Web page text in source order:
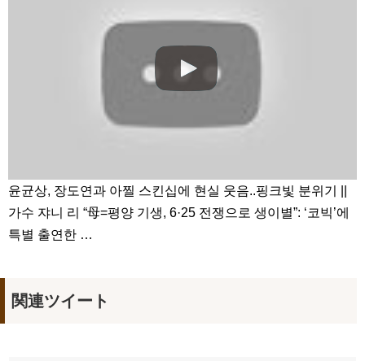
윤균상, 장도연과 아찔 스킨십에 현실 웃음..핑크빛 분위기 ||
가수 쟈니 리 “母=평양 기생, 6·25 전쟁으로 생이별”: ‘코빅’에
특별 출연한 …
関連ツイート